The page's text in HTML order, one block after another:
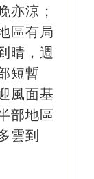
亦涼；
區有局
晴，週
短暫
風面基
部地區
雲到